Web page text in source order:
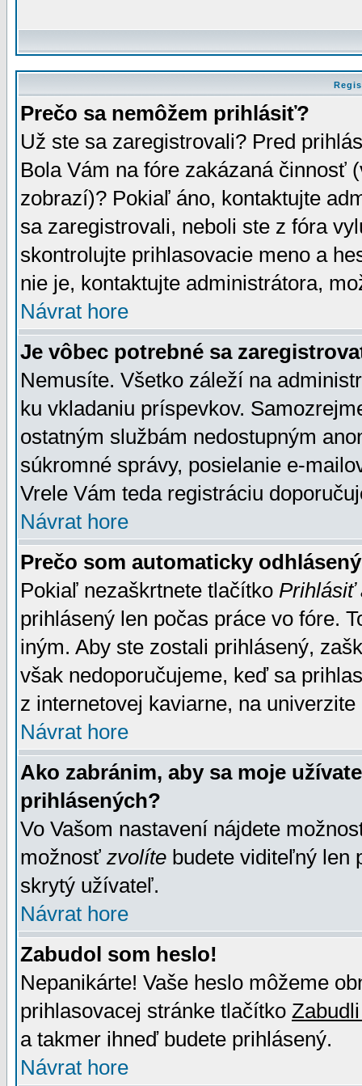
Prečo sa nemôžem prihlásiť?
Už ste sa zaregistrovali? Pred
Bola Vám na fóre zakázaná činnosť
zobrazí)? Pokiaľ áno, kontaktujte
sa zaregistrovali, neboli ste z fóra
skontrolujte prihlasovacie meno a
nie je, kontaktujte administrátora,
Návrat hore
Je vôbec potrebné sa
Nemusíte. Všetko záleží na
ku vkladaniu príspevkov.
ostatným službám nedostupným
súkromné správy, posielanie e-
Vrele Vám teda registráciu
Návrat hore
Prečo som automaticky
Pokiaľ nezaškrtnete tlačítko Prihlásiť
prihlásený len počas práce vo fóre.
iným. Aby ste zostali prihlásený,
však nedoporučujeme, keď sa
z internetovej kaviarne, na univerzite
Návrat hore
Ako zabránim, aby sa moje
prihlásených?
Vo Vašom nastavení nájdete
možnosť zvolíte budete viditeľný len
skrytý užívateľ.
Návrat hore
Zabudol som heslo!
Nepanikárte! Vaše heslo môžeme
prihlasovacej stránke tlačítko
a takmer ihneď budete prihlásený.
Návrat hore